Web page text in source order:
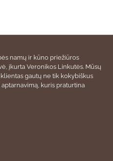
namų ir kūno priežiūros
įkurta Veronikos Linkutės. Mūsų
gautų ne tik kokybiškus
kuris praturtina